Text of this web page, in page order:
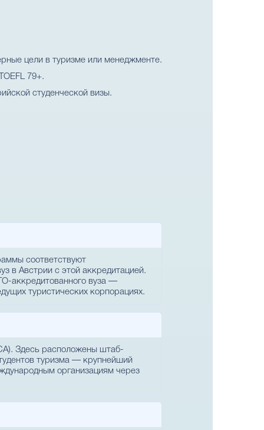
цели в туризме или менеджменте.
79+.
студенческой визы.
соответствуют
в Австрии с этой аккредитацией.
аккредитованного вуза —
туристических корпорациях.
Здесь расположены штаб-
туризма — крупнейший
организациям через